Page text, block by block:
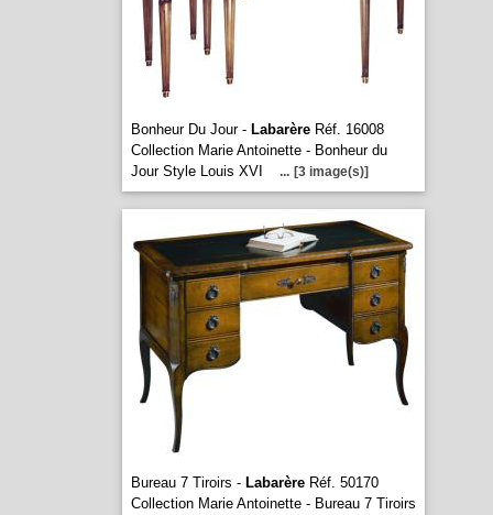
Bonheur Du Jour - LabarèreRéf. 16008
Collection Marie Antoinette - Bonheur du
Jour Style Louis XVI
... [3 image(s)]
Bureau 7 Tiroirs - LabarèreRéf. 50170
Collection Marie Antoinette - Bureau 7 Tiroirs